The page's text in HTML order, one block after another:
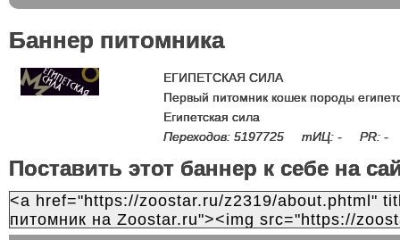
Баннер питомника
ЕГИПЕТСКАЯ СИЛА
Первый питомник кошек породы
Египетская сила
Переходов: 5197725 тИЦ: - PR: -
Поставить этот баннер к себе на